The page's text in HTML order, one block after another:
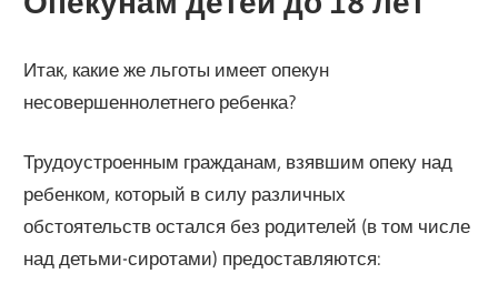
Итак, какие же льготы имеет опекун
несовершеннолетнего ребенка?
Трудоустроенным гражданам, взявшим опеку над
ребенком, который в силу различных
обстоятельств остался без родителей (в том числе
над детьми-сиротами) предоставляются: